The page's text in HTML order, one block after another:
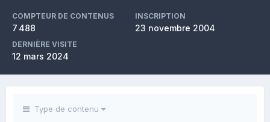
COMPTEUR DE CONTENUS
7 488
INSCRIPTION
23 novembre 2004
DERNIÈRE VISITE
12 mars 2024
Type de contenu